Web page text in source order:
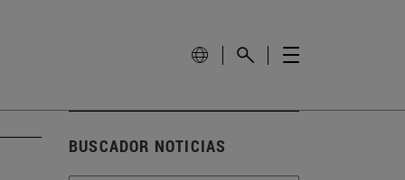
BUSCADOR NOTICIAS